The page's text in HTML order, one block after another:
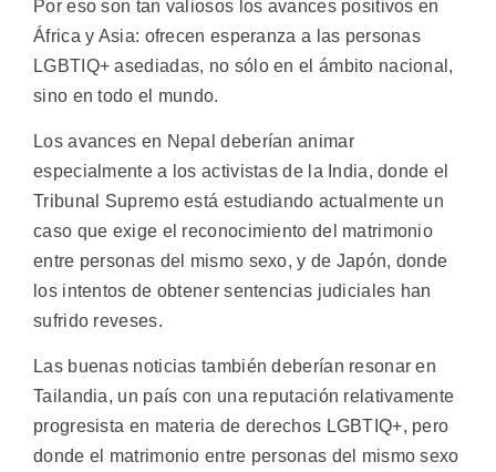
Por eso son tan valiosos los avances positivos en
África y Asia: ofrecen esperanza a las personas
LGBTIQ+ asediadas, no sólo en el ámbito nacional,
sino en todo el mundo.
Los avances en Nepal deberían animar
especialmente a los activistas de la India, donde el
Tribunal Supremo está estudiando actualmente un
caso que exige el reconocimiento del matrimonio
entre personas del mismo sexo, y de Japón, donde
los intentos de obtener sentencias judiciales han
sufrido reveses.
Las buenas noticias también deberían resonar en
Tailandia, un país con una reputación relativamente
progresista en materia de derechos LGBTIQ+, pero
donde el matrimonio entre personas del mismo sexo